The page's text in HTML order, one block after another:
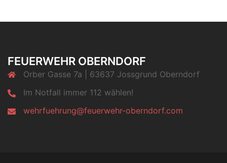
FEUERWEHR OBERNDORF
Orber Gasse 7a | 63637 Jossgrund Oberndorf
Im Notfall immer 112 wählen!
wehrfuehrung@feuerwehr-oberndorf.com